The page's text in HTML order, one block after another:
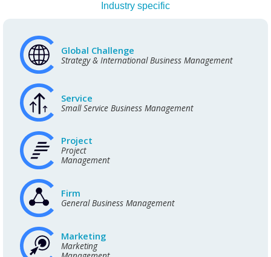
Industry specific
Global Challenge
Strategy & International Business Management
Service
Small Service Business Management
Project
Project
Management
Firm
General Business Management
Marketing
Marketing